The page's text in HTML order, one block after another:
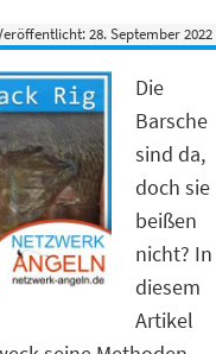
28. September 2022
Die
Barsche
sind da,
doch sie
beißen
nicht? In
diesem
Artikel